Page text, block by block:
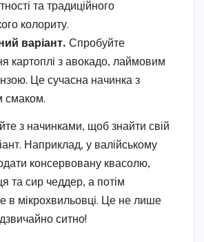
та традиційного
колориту.
варіант. Спробуйте
картоплі з авокадо, лаймовим
Це сучасна начинка з
смаком.
з начинками, щоб знайти свій
Наприклад, у валійському
консервовану квасолю,
та сир чеддер, а потім
в мікрохвильовці. Це не лише
ситно!